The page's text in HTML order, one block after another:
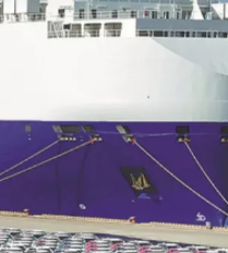
Español
عربي
kiswahili